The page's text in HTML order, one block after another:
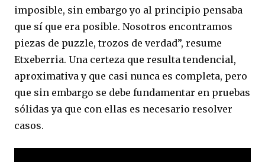
imposible, sin embargo yo al principio pensaba
que sí que era posible. Nosotros encontramos
piezas de puzzle, trozos de verdad”, resume
Etxeberria. Una certeza que resulta tendencial,
aproximativa y que casi nunca es completa, pero
que sin embargo se debe fundamentar en pruebas
sólidas ya que con ellas es necesario resolver
casos.